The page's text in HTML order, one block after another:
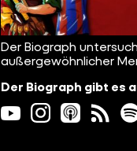
Der Biograph
außergewöhnlicher
Der Biograph gibt es